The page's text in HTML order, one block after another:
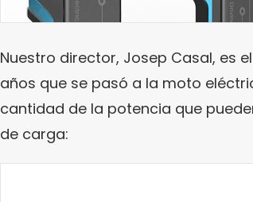
Nuestro director, Josep Casal, es
años que se pasó a la moto
cantidad de la potencia que
de carga: